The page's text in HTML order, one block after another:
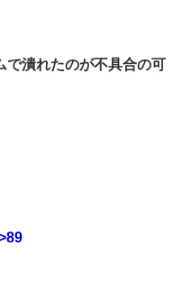
で潰れたのが不具合の可